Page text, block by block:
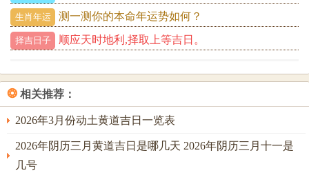
譬如要是…那么各位需要改善事业运~能选择合适的合作伙
伴或者合作方,并依据相关的生肖同五行属性进行选择.当…时
需要改善财运，则可能选择贵人大约通过对冲煞的方式化解
凶煞。假定需要改善家庭合谐；没问题选择符合自己五行属
性的伴侣抑或通过三合婚来化解煞气。
生肖年运 测一测你的本命年运势如何？
择吉日子 顺应天时地利,择取上等吉日。
❂ 相关推荐：
2026年3月份动土黄道吉日一览表
2026年阴历三月黄道吉日是哪几天 2026年阴历三月十一是
几号